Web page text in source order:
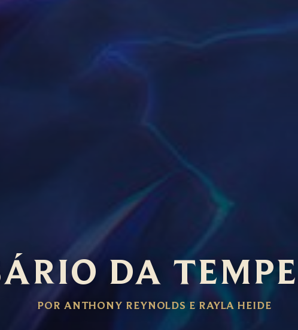
DA
POR ANTHONY REYNOLDS E RAYLA HEIDE